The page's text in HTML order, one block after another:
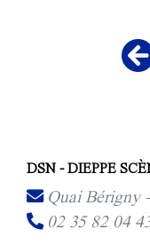
DSN - DIEPPE
Quai Bérigny
02 35 82 04